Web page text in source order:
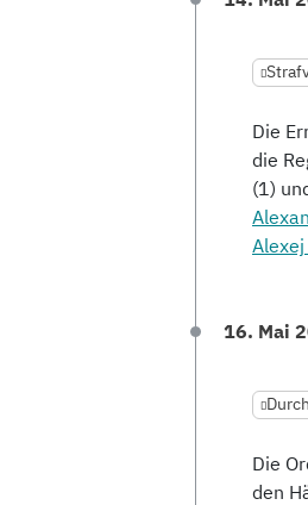
Die
die
(1)
16. Mai
Die
den